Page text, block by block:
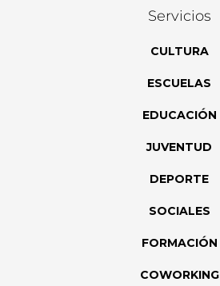
Servicios
CULTURA
ESCUELAS
EDUCACIÓN
JUVENTUD
DEPORTE
SOCIALES
FORMACIÓN
COWORKING